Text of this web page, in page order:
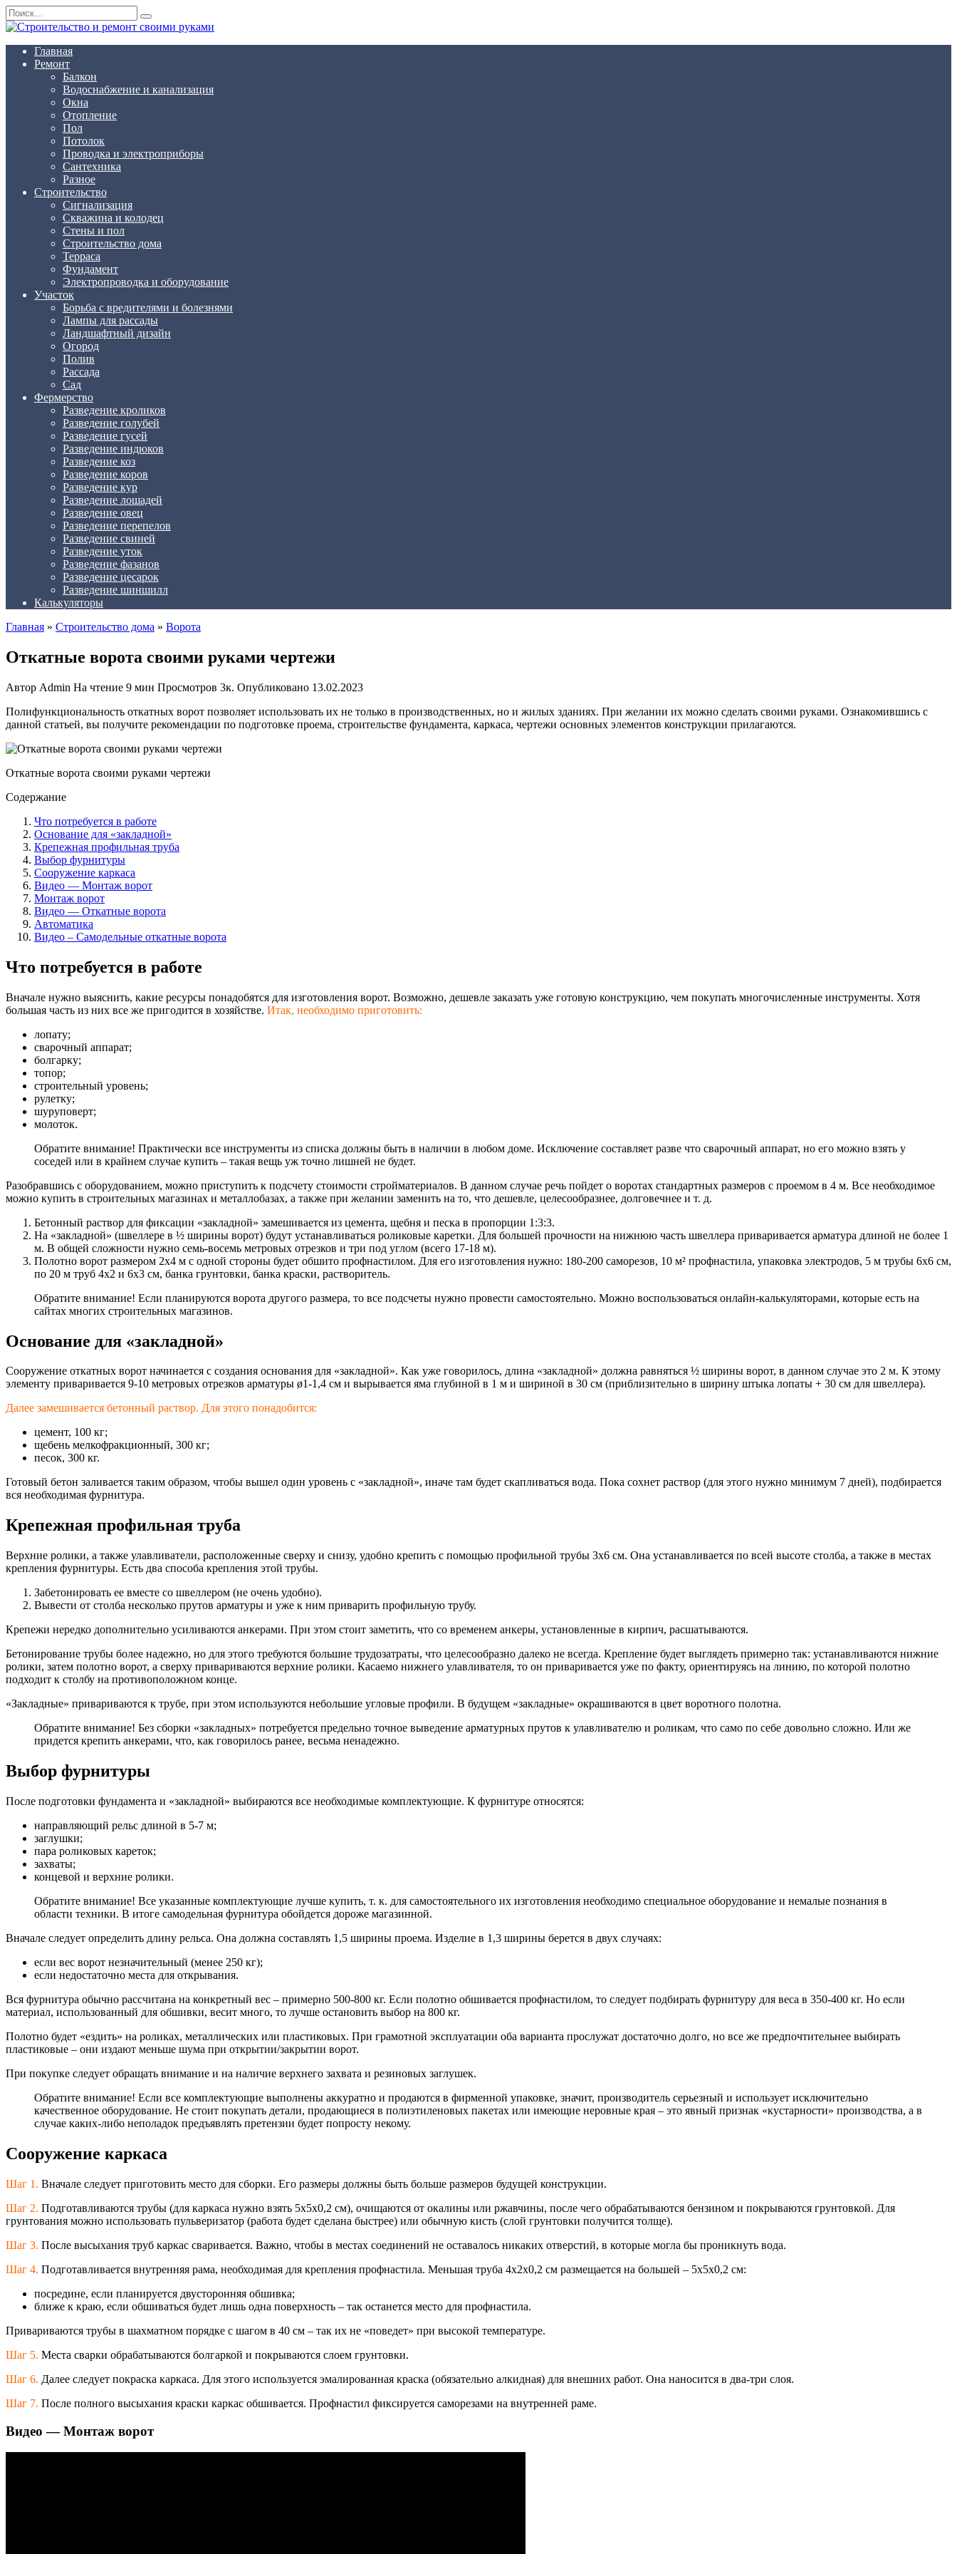
Перейти
к
содержанию
Search
for:
Главная
Ремонт
Балкон
Водоснабжение и канализация
Окна
Отопление
Пол
Потолок
Проводка и электроприборы
Сантехника
Разное
Строительство
Сигнализация
Скважина и колодец
Стены и пол
Строительство дома
Терраса
Фундамент
Электропроводка и оборудование
Участок
Борьба с вредителями и болезнями
Лампы для рассады
Ландшафтный дизайн
Огород
Полив
Рассада
Сад
Фермерство
Разведение кроликов
Разведение голубей
Разведение гусей
Разведение индюков
Разведение коз
Разведение коров
Разведение кур
Разведение лошадей
Разведение овец
Разведение перепелов
Разведение свиней
Разведение уток
Разведение фазанов
Разведение цесарок
Разведение шиншилл
Калькуляторы
Главная » Строительство дома » Ворота
Откатные ворота своими руками чертежи
Автор Admin На чтение 9 мин Просмотров 3к. Опубликовано 13.02.2023
Полифункциональность откатных ворот позволяет использовать их не только в производственных, но и жилых зданиях. При желании их можно сделать своими руками. Ознакомившись с
данной статьей, вы получите рекомендации по подготовке проема, строительстве фундамента, каркаса, чертежи основных элементов конструкции прилагаются.
Откатные ворота своими руками чертежи
Содержание
Что потребуется в работе
Основание для «закладной»
Крепежная профильная труба
Выбор фурнитуры
Сооружение каркаса
Видео — Монтаж ворот
Монтаж ворот
Видео — Откатные ворота
Автоматика
Видео – Самодельные откатные ворота
Что потребуется в работе
Вначале нужно выяснить, какие ресурсы понадобятся для изготовления ворот. Возможно, дешевле заказать уже готовую конструкцию, чем покупать многочисленные инструменты. Хотя
большая часть из них все же пригодится в хозяйстве. Итак, необходимо приготовить:
лопату;
сварочный аппарат;
болгарку;
топор;
строительный уровень;
рулетку;
шуруповерт;
молоток.
Обратите внимание! Практически все инструменты из списка должны быть в наличии в любом доме. Исключение составляет разве что сварочный аппарат, но его можно взять у
соседей или в крайнем случае купить – такая вещь уж точно лишней не будет.
Разобравшись с оборудованием, можно приступить к подсчету стоимости стройматериалов. В данном случае речь пойдет о воротах стандартных размеров с проемом в 4 м. Все необходимое
можно купить в строительных магазинах и металлобазах, а также при желании заменить на то, что дешевле, целесообразнее, долговечнее и т. д.
Бетонный раствор для фиксации «закладной» замешивается из цемента, щебня и песка в пропорции 1:3:3.
На «закладной» (швеллере в ½ ширины ворот) будут устанавливаться роликовые каретки. Для большей прочности на нижнюю часть швеллера приваривается арматура длиной не более 1
м. В общей сложности нужно семь-восемь метровых отрезков и три под углом (всего 17-18 м).
Полотно ворот размером 2х4 м с одной стороны будет обшито профнастилом. Для его изготовления нужно: 180-200 саморезов, 10 м² профнастила, упаковка электродов, 5 м трубы 6х6 см,
по 20 м труб 4х2 и 6х3 см, банка грунтовки, банка краски, растворитель.
Обратите внимание! Если планируются ворота другого размера, то все подсчеты нужно провести самостоятельно. Можно воспользоваться онлайн-калькуляторами, которые есть на
сайтах многих строительных магазинов.
Основание для «закладной»
Сооружение откатных ворот начинается с создания основания для «закладной». Как уже говорилось, длина «закладной» должна равняться ½ ширины ворот, в данном случае это 2 м. К этому
элементу приваривается 9-10 метровых отрезков арматуры ø1-1,4 см и вырывается яма глубиной в 1 м и шириной в 30 см (приблизительно в ширину штыка лопаты + 30 см для швеллера).
Далее замешивается бетонный раствор. Для этого понадобится:
цемент, 100 кг;
щебень мелкофракционный, 300 кг;
песок, 300 кг.
Готовый бетон заливается таким образом, чтобы вышел один уровень с «закладной», иначе там будет скапливаться вода. Пока сохнет раствор (для этого нужно минимум 7 дней), подбирается
вся необходимая фурнитура.
Крепежная профильная труба
Верхние ролики, а также улавливатели, расположенные сверху и снизу, удобно крепить с помощью профильной трубы 3х6 см. Она устанавливается по всей высоте столба, а также в местах
крепления фурнитуры. Есть два способа крепления этой трубы.
Забетонировать ее вместе со швеллером (не очень удобно).
Вывести от столба несколько прутов арматуры и уже к ним приварить профильную трубу.
Крепежи нередко дополнительно усиливаются анкерами. При этом стоит заметить, что со временем анкеры, установленные в кирпич, расшатываются.
Бетонирование трубы более надежно, но для этого требуются большие трудозатраты, что целесообразно далеко не всегда. Крепление будет выглядеть примерно так: устанавливаются нижние
ролики, затем полотно ворот, а сверху привариваются верхние ролики. Касаемо нижнего улавливателя, то он приваривается уже по факту, ориентируясь на линию, по которой полотно
подходит к столбу на противоположном конце.
«Закладные» привариваются к трубе, при этом используются небольшие угловые профили. В будущем «закладные» окрашиваются в цвет воротного полотна.
Обратите внимание! Без сборки «закладных» потребуется предельно точное выведение арматурных прутов к улавливателю и роликам, что само по себе довольно сложно. Или же
придется крепить анкерами, что, как говорилось ранее, весьма ненадежно.
Выбор фурнитуры
После подготовки фундамента и «закладной» выбираются все необходимые комплектующие. К фурнитуре относятся:
направляющий рельс длиной в 5-7 м;
заглушки;
пара роликовых кареток;
захваты;
концевой и верхние ролики.
Обратите внимание! Все указанные комплектующие лучше купить, т. к. для самостоятельного их изготовления необходимо специальное оборудование и немалые познания в
области техники. В итоге самодельная фурнитура обойдется дороже магазинной.
Вначале следует определить длину рельса. Она должна составлять 1,5 ширины проема. Изделие в 1,3 ширины берется в двух случаях:
если вес ворот незначительный (менее 250 кг);
если недостаточно места для открывания.
Вся фурнитура обычно рассчитана на конкретный вес – примерно 500-800 кг. Если полотно обшивается профнастилом, то следует подбирать фурнитуру для веса в 350-400 кг. Но если
материал, использованный для обшивки, весит много, то лучше остановить выбор на 800 кг.
Полотно будет «ездить» на роликах, металлических или пластиковых. При грамотной эксплуатации оба варианта прослужат достаточно долго, но все же предпочтительнее выбирать
пластиковые – они издают меньше шума при открытии/закрытии ворот.
При покупке следует обращать внимание и на наличие верхнего захвата и резиновых заглушек.
Обратите внимание! Если все комплектующие выполнены аккуратно и продаются в фирменной упаковке, значит, производитель серьезный и использует исключительно
качественное оборудование. Не стоит покупать детали, продающиеся в полиэтиленовых пакетах или имеющие неровные края – это явный признак «кустарности» производства, а в
случае каких-либо неполадок предъявлять претензии будет попросту некому.
Сооружение каркаса
Шаг 1. Вначале следует приготовить место для сборки. Его размеры должны быть больше размеров будущей конструкции.
Шаг 2. Подготавливаются трубы (для каркаса нужно взять 5х5х0,2 см), очищаются от окалины или ржавчины, после чего обрабатываются бензином и покрываются грунтовкой. Для
грунтования можно использовать пульверизатор (работа будет сделана быстрее) или обычную кисть (слой грунтовки получится толще).
Шаг 3. После высыхания труб каркас сваривается. Важно, чтобы в местах соединений не оставалось никаких отверстий, в которые могла бы проникнуть вода.
Шаг 4. Подготавливается внутренняя рама, необходимая для крепления профнастила. Меньшая труба 4х2х0,2 см размещается на большей – 5х5х0,2 см:
посредине, если планируется двусторонняя обшивка;
ближе к краю, если обшиваться будет лишь одна поверхность – так останется место для профнастила.
Привариваются трубы в шахматном порядке с шагом в 40 см – так их не «поведет» при высокой температуре.
Шаг 5. Места сварки обрабатываются болгаркой и покрываются слоем грунтовки.
Шаг 6. Далее следует покраска каркаса. Для этого используется эмалированная краска (обязательно алкидная) для внешних работ. Она наносится в два-три слоя.
Шаг 7. После полного высыхания краски каркас обшивается. Профнастил фиксируется саморезами на внутренней раме.
Видео — Монтаж ворот